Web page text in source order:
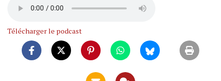
Télécharger le podcast